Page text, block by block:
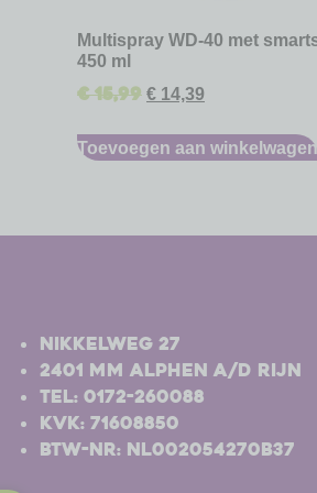
Multispray WD-40 met
450 ml
€15,99 € 14,39
Toevoegen aan winkelwagen
Nikkelweg 27
2401 MM Alphen a/d Rijn
Tel: 0172-260088
Kvk: 71608850
BTW-nr: NL002054270B37